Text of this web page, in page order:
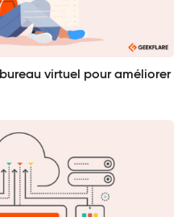
virtuel pour améliorer